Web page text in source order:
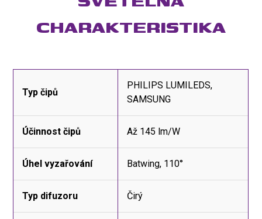
CHARAKTERISTIKA
Typ čipů
PHILIPS LUMILEDS,
SAMSUNG
Účinnost čipů Až 145 lm/W
Úhel vyzařování Batwing, 110°
Typ difuzoru Čirý